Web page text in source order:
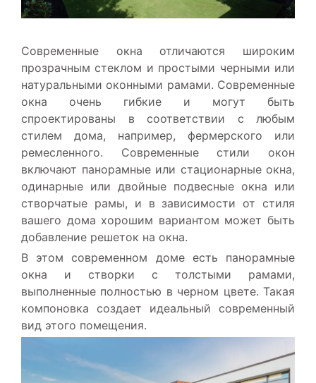
Современные окна отличаются широким
прозрачным стеклом и простыми черными или
натуральными оконными рамами. Современные
окна очень гибкие и могут быть
спроектированы в соответствии с любым
стилем дома, например, фермерского или
ремесленного. Современные стили окон
включают панорамные или стационарные окна,
одинарные или двойные подвесные окна или
створчатые рамы, и в зависимости от стиля
вашего дома хорошим вариантом может быть
добавление решеток на окна.
В этом современном доме есть панорамные
окна и створки с толстыми рамами,
выполненные полностью в черном цвете. Такая
компоновка создает идеальный современный
вид этого помещения.